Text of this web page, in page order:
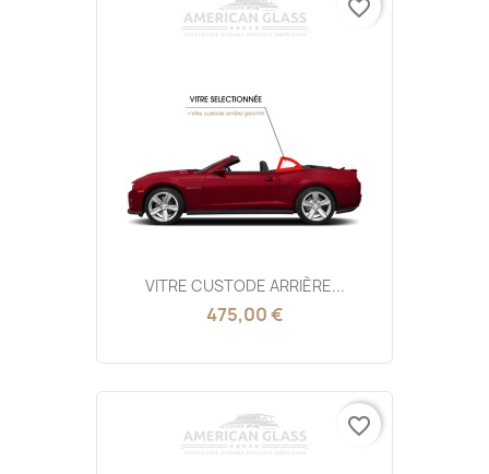
VITRE CUSTODE ARRIÈRE...
475,00 €
favorite_border
favorite_border